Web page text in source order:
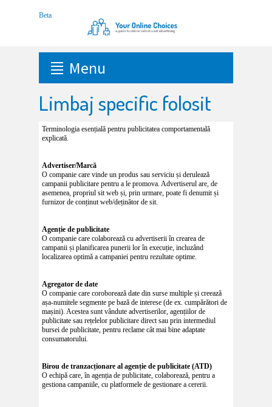
Menu
Limbaj specific folosit
Terminologia esențială pentru publicitatea comportamentală
explicată.
Advertiser/Marcă
O companie care vinde un produs sau serviciu și derulează
campanii publicitare pentru a le promova. Advertiserul are, de
asemenea, propriul sit web și, prin urmare, poate fi denumit și
furnizor de conținut web/deținător de sit.
Agenție de publicitate
O companie care colaborează cu advertiserii în crearea de
campanii și planificarea punerii lor în execuție, incluzând
localizarea optimă a campaniei pentru rezultate optime.
Agregator de date
O companie care coroborează date din surse multiple și creează
așa-numitele segmente pe bază de interese (de ex. cumpărători de
mașini). Acestea sunt vândute advertiserilor, agențiilor de
publicitate sau rețelelor publicitare direct sau prin intermediul
bursei de publicitate, pentru reclame cât mai bine adaptate
consumatorului.
Birou de tranzacționare al agenție de publicitate (ATD)
O echipă care, în agenția de publicitate, colaborează, pentru a
gestiona campaniile, cu platformele de gestionare a cererii.